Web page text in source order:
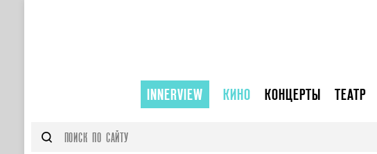
INNERVIEW КИНО КОНЦЕРТЫ ТЕАТР